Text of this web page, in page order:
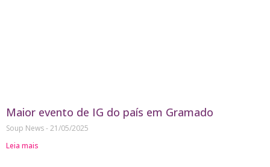
Maior evento de IG do país em Gramado
Soup News 21/05/2025
Leia mais